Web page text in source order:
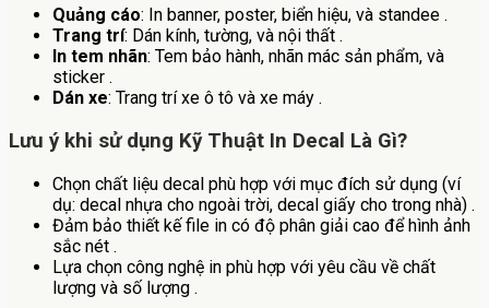
Quảng cáo: In banner, poster, biển hiệu, và standee .
Trang trí: Dán kính, tường, và nội thất .
In tem nhãn: Tem bảo hành, nhãn mác sản phẩm, và
sticker .
Dán xe: Trang trí xe ô tô và xe máy .
Lưu ý khi sử dụng Kỹ Thuật In Decal Là Gì?
Chọn chất liệu decal phù hợp với mục đích sử dụng (ví
dụ: decal nhựa cho ngoài trời, decal giấy cho trong nhà) .
Đảm bảo thiết kế file in có độ phân giải cao để hình ảnh
sắc nét .
Lựa chọn công nghệ in phù hợp với yêu cầu về chất
lượng và số lượng .